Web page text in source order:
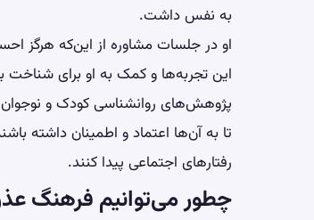
به نفس داشت.
او در جلسات مشاوره از این‌که هرگز
این تجربه‌ها و کمک به او برای
پژوهش‌های روانشناسی کودک و نوجوان
تا به آن‌ها اعتماد و اطمینان داشته
رفتارهای اجتماعی پیدا کنند.
چطور می‌توانیم فرهنگ